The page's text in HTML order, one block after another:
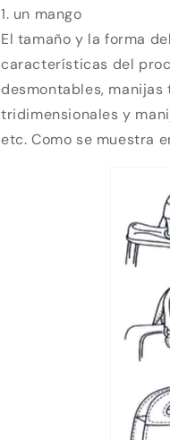
1. un mango
El tamaño y la forma
características del
desmontables, manijas
tridimensionales y
etc. Como se muestra